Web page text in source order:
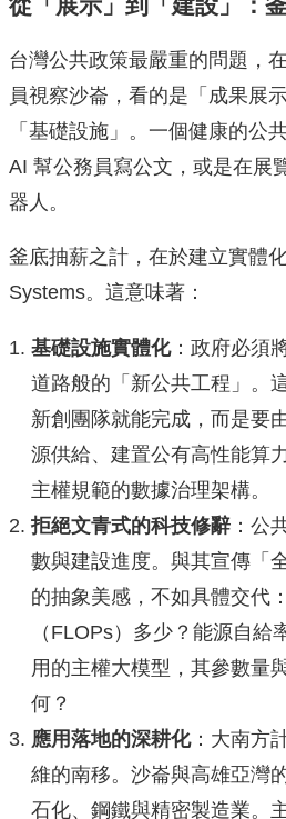
從「展示」到「建設」：
台灣公共政策最嚴重的問題，
員視察沙崙，看的是「成果展
「基礎設施」。一個健康的公
AI 幫公務員寫公文，或是在展
器人。
釜底抽薪之計，在於建立實體
Systems。這意味著：
基礎設施實體化：政府必須
道路般的「新公共工程」。
新創團隊就能完成，而是要
源供給、建置公有高性能算
主權規範的數據治理架構。
拒絕文青式的科技修辭 ：公
數與建設進度。與其宣傳「
的抽象美感，不如具體交代
（FLOPs）多少？能源自給
用的主權大模型，其參數量
何？
應用落地的深耕化：大南方
維的南移。沙崙與高雄亞灣
石化、鋼鐵與精密製造業。